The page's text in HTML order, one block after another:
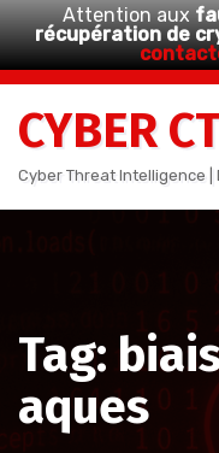
Attention aux
récupération de
Aller
au
contenu
CYBER
Cyber Threat Intelligence
Tag:
aques